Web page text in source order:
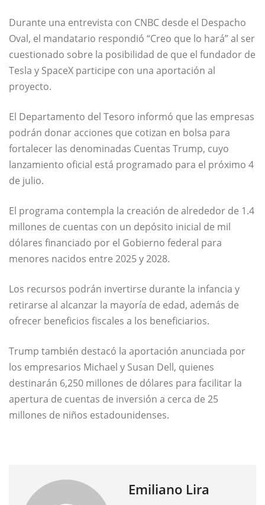
Durante una entrevista con CNBC desde el Despacho
Oval, el mandatario respondió “Creo que lo hará” al ser
cuestionado sobre la posibilidad de que el fundador de
Tesla y SpaceX participe con una aportación al
proyecto.
El Departamento del Tesoro informó que las empresas
podrán donar acciones que cotizan en bolsa para
fortalecer las denominadas Cuentas Trump, cuyo
lanzamiento oficial está programado para el próximo 4
de julio.
El programa contempla la creación de alrededor de 1.4
millones de cuentas con un depósito inicial de mil
dólares financiado por el Gobierno federal para
menores nacidos entre 2025 y 2028.
Los recursos podrán invertirse durante la infancia y
retirarse al alcanzar la mayoría de edad, además de
ofrecer beneficios fiscales a los beneficiarios.
Trump también destacó la aportación anunciada por
los empresarios Michael y Susan Dell, quienes
destinarán 6,250 millones de dólares para facilitar la
apertura de cuentas de inversión a cerca de 25
millones de niños estadounidenses.
Emiliano Lira